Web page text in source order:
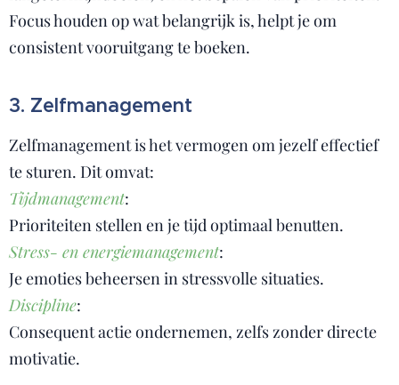
Focus houden op wat belangrijk is, helpt je om
consistent vooruitgang te boeken.
3. Zelfmanagement
Zelfmanagement is het vermogen om jezelf effectief
te sturen. Dit omvat:
Tijdmanagement:
Prioriteiten stellen en je tijd optimaal benutten.
Stress- en energiemanagement:
Je emoties beheersen in stressvolle situaties.
Discipline:
Consequent actie ondernemen, zelfs zonder directe
motivatie.